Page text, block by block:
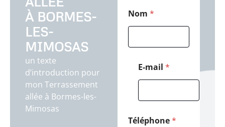
À BORMES-
LES-
MIMOSAS
un texte
d’introduction pour
mon Terrassement
allée à Bormes-les-
Mimosas
-
m
i
Nom *
E-mail *
Téléphone*